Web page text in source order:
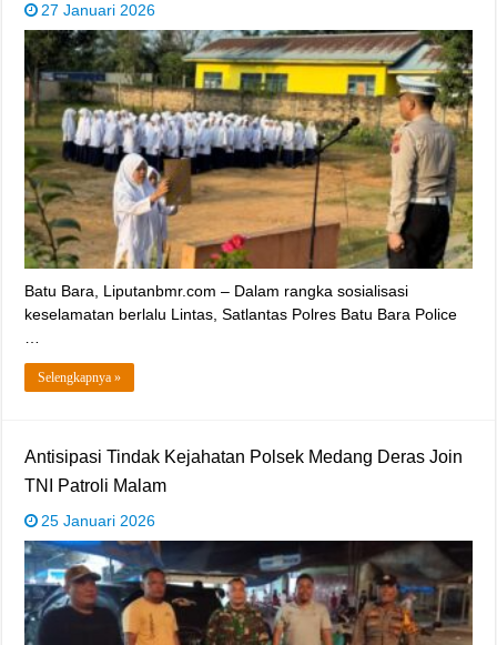
27 Januari 2026
‎Batu Bara, Liputanbmr.com – Dalam rangka sosialisasi
keselamatan berlalu Lintas, Satlantas Polres Batu Bara Police
Selengkapnya »
‎Antisipasi Tindak Kejahatan Polsek Medang Deras Join
TNI Patroli Malam
25 Januari 2026